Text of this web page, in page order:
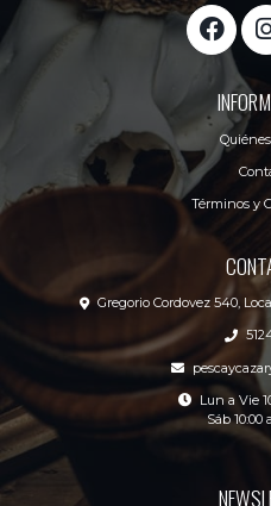
Términos y
Gregorio Cordovez 540,
Lun a Vie
Sáb 10:00